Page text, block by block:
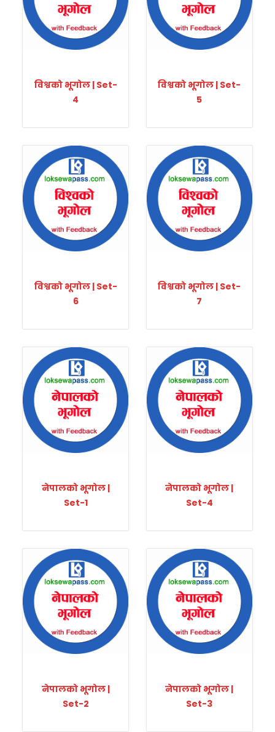
विश्वको भूगोल | Set-
4
विश्वको भूगोल | Set-
5
विश्वको भूगोल | Set-
6
विश्वको भूगोल | Set-
7
नेपालको भूगोल |
Set-1
नेपालको भूगोल |
Set-4
नेपालको भूगोल |
Set-2
नेपालको भूगोल |
Set-3